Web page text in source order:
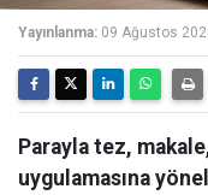
Yayınlanma: 09 Ağustos
Parayla tez,
uygulamasına